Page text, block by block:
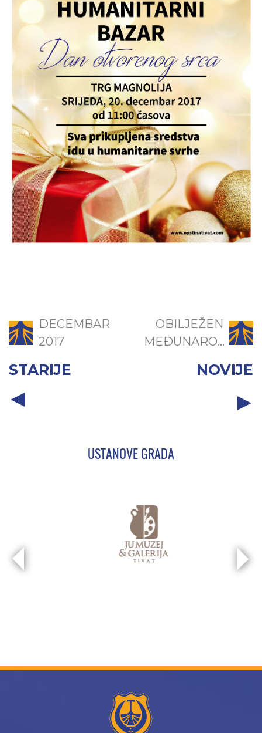
DECEMBAR
2017
STARIJE
OBILJEŽEN
MEĐUNARO...
NOVIJE
USTANOVE GRADA